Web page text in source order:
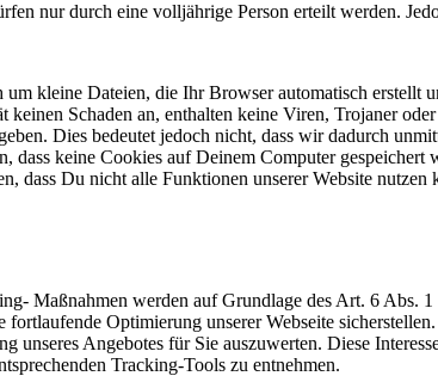
nur durch eine volljährige Person erteilt werden.
kleine Dateien, die Ihr Browser automatisch
keinen Schaden an, enthalten keine Viren, Trojaner
Dies bedeutet jedoch nicht, dass wir dadurch
keine Cookies auf Deinem Computer
dass Du nicht alle Funktionen unserer Website nutzen
Maßnahmen werden auf Grundlage des Art. 6
Optimierung unserer Webseite
unseres Angebotes für Sie auszuwerten. Diese
Tracking-Tools zu entnehmen.